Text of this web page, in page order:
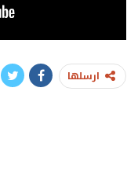
ارسلها